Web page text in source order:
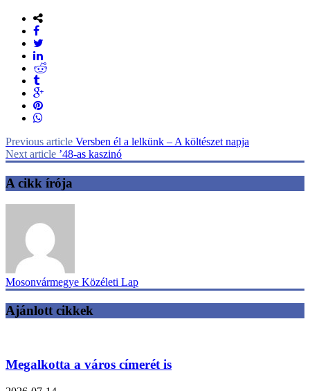
Previous article Versben él a lelkünk – A költészet napja
Next article ’48-as kaszinó
A cikk írója
Mosonvármegye Közéleti Lap
Ajánlott cikkek
Megalkotta a város címerét is